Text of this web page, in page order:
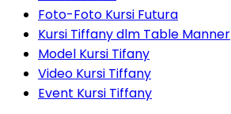
Foto-Foto Kursi Futura
Kursi Tiffany dlm Table Manner
Model Kursi Tifany
Video Kursi Tiffany
Event Kursi Tiffany